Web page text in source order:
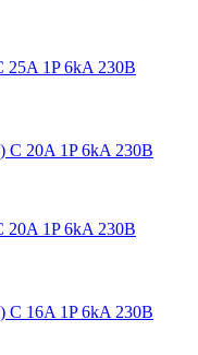
25A 1P 6kA 230В
20A 1P 6kA 230В